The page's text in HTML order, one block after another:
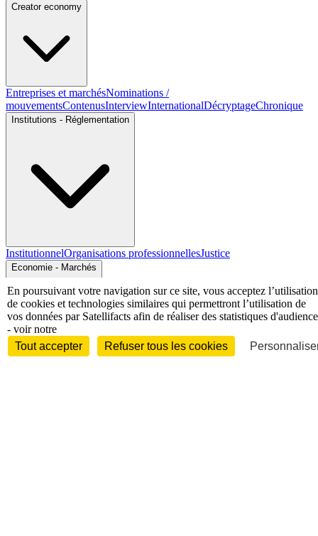
Creator economy
Entreprises et marchésNominations /
mouvementsContenusInterviewInternationalDécryptageChronique
Institutions - Réglementation
InstitutionnelOrganisations professionnellesJustice
Economie - Marchés
En poursuivant votre navigation sur ce site, vous acceptez l’utilisation
de cookies et technologies similaires qui permettront l’utilisation de
vos données par Satellifacts afin de réaliser des statistiques d'audience
- voir notre
Tout accepter
Refuser tous les cookies